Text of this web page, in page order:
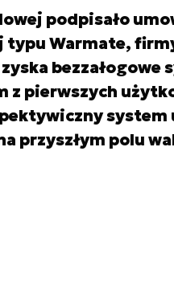
podpisało
Warmate,
bezzałogowe
z pierwszych
system
przyszłym polu